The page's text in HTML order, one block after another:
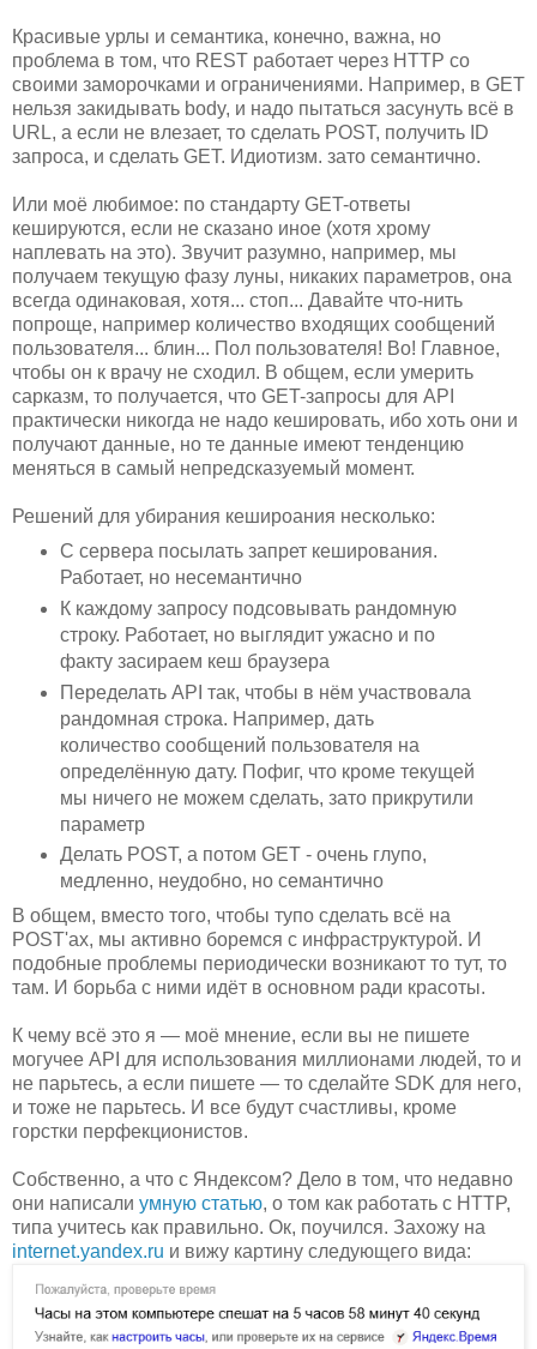
Красивые урлы и семантика, конечно, важна, но
проблема в том, что REST работает через HTTP со
своими заморочками и ограничениями. Например, в GET
нельзя закидывать body, и надо пытаться засунуть всё в
URL, а если не влезает, то сделать POST, получить ID
запроса, и сделать GET. Идиотизм. зато семантично.
Или моё любимое: по стандарту GET-ответы
кешируются, если не сказано иное (хотя хрому
наплевать на это). Звучит разумно, например, мы
получаем текущую фазу луны, никаких параметров, она
всегда одинаковая, хотя... стоп... Давайте что-нить
попроще, например количество входящих сообщений
пользователя... блин... Пол пользователя! Во! Главное,
чтобы он к врачу не сходил. В общем, если умерить
сарказм, то получается, что GET-запросы для API
практически никогда не надо кешировать, ибо хоть они и
получают данные, но те данные имеют тенденцию
меняться в самый непредсказуемый момент.
Решений для убирания кешироания несколько:
С сервера посылать запрет кеширования.
Работает, но несемантично
К каждому запросу подсовывать рандомную
строку. Работает, но выглядит ужасно и по
факту засираем кеш браузера
Переделать API так, чтобы в нём участвовала
рандомная строка. Например, дать
количество сообщений пользователя на
определённую дату. Пофиг, что кроме текущей
мы ничего не можем сделать, зато прикрутили
параметр
Делать POST, а потом GET - очень глупо,
медленно, неудобно, но семантично
В общем, вместо того, чтобы тупо сделать всё на
POST'ах, мы активно боремся с инфраструктурой. И
подобные проблемы периодически возникают то тут, то
там. И борьба с ними идёт в основном ради красоты.
К чему всё это я — моё мнение, если вы не пишете
могучее API для использования миллионами людей, то и
не парьтесь, а если пишете — то сделайте SDK для него,
и тоже не парьтесь. И все будут счастливы, кроме
горстки перфекционистов.
Собственно, а что с Яндексом? Дело в том, что недавно
они написали умную статью, о том как работать с HTTP,
типа учитесь как правильно. Ок, поучился. Захожу на
internet.yandex.ru и вижу картину следующего вида: